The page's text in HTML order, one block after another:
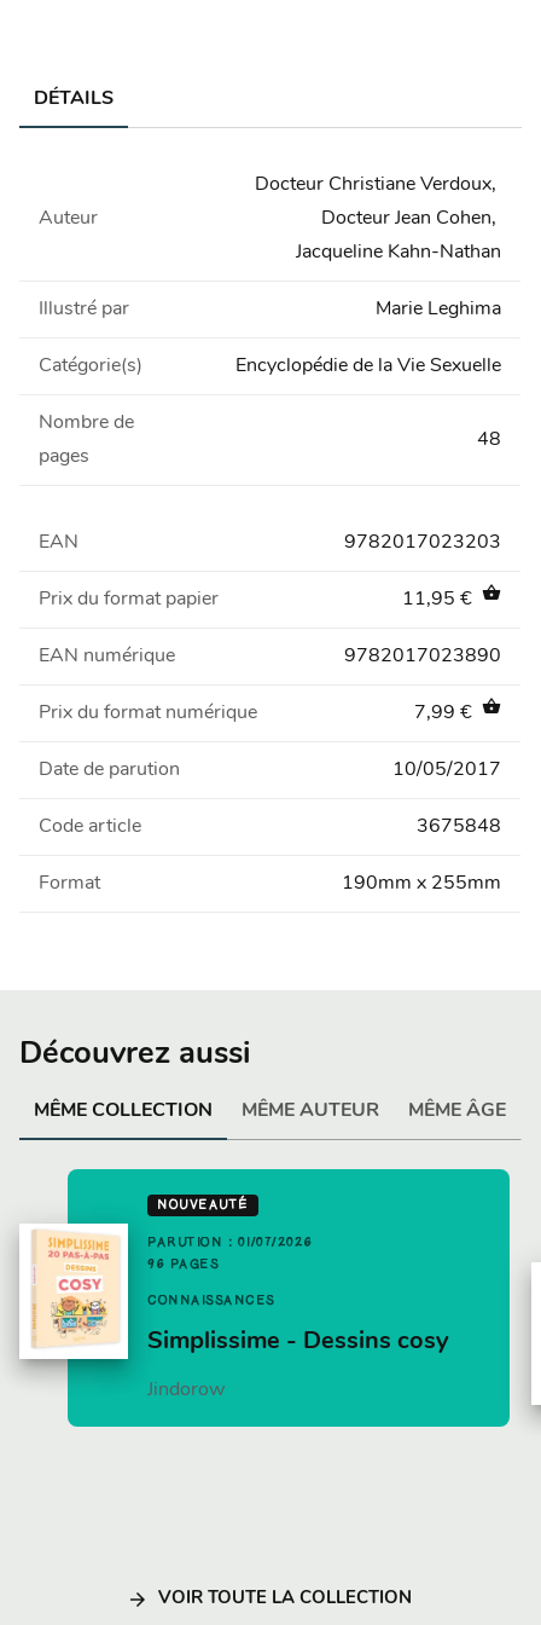
DÉTAILS
Auteur
Docteur Christiane Verdoux,
Docteur Jean Cohen,
Jacqueline Kahn-Nathan
Illustré par Marie Leghima
Catégorie(s) Encyclopédie de la Vie Sexuelle
Nombre de
pages
48
EAN 9782017023203
Prix du format papier 11,95 € shopping_basket
EAN numérique 9782017023890
Prix du format numérique 7,99 € shopping_basket
Date de parution 10/05/2017
Code article 3675848
Format 190mm x 255mm
Découvrez aussi
MÊME COLLECTION MÊME AUTEUR MÊME ÂGE
NOUVEAUTÉ
PARUTION : 01/07/2026
96 PAGES
CONNAISSANCES
Simplissime - Dessins cosy
Jindorow
arrow_forward VOIR TOUTE LA COLLECTION